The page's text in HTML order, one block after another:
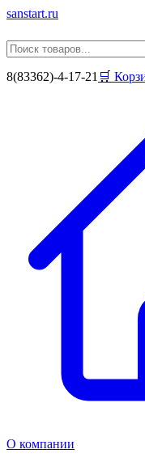
sanstart.ru
8(83362)-4-17-21 🛒
О компании